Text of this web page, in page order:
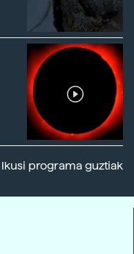
Ikusi programa guztiak